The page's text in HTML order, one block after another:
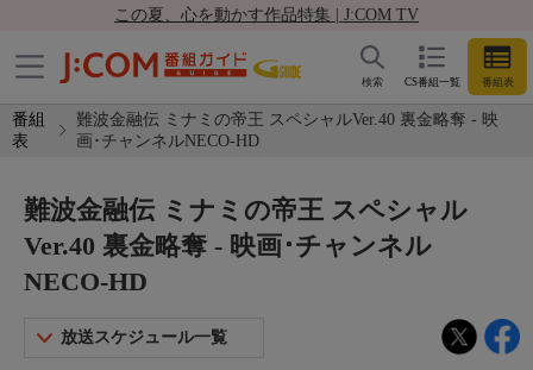
この夏、心を動かす作品特集 | J:COM TV
CS番組一覧 番組表
検索
番組
表
難波金融伝 ミナミの帝王 スペシャルVer.40 裏金略奪 - 映
画･チャンネルNECO-HD
難波金融伝 ミナミの帝王 スペシャル
Ver.40 裏金略奪 - 映画･チャンネル
NECO-HD
放送スケジュール一覧